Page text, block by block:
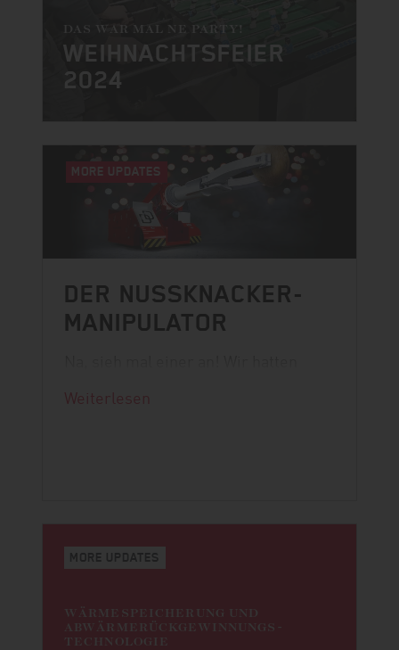
DAS WAR MAL NE PARTY!
WEIHNACHTSFEIER
2024
MORE UPDATES
DER NUSSKNACKER-
MANIPULATOR
Weiterlesen
WÄRMESPEICHERUNG UND
ABWÄRME­RÜCKGEWINNUNGS­
TECHNOLOGIE